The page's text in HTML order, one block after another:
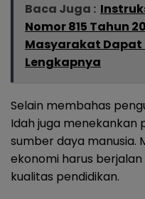
Baca Juga :
Nomor 815 Tahun
Masyarakat Dapat
Lengkapnya
Selain membahas
Idah juga
sumber daya manusia.
ekonomi harus
kualitas pendidikan.